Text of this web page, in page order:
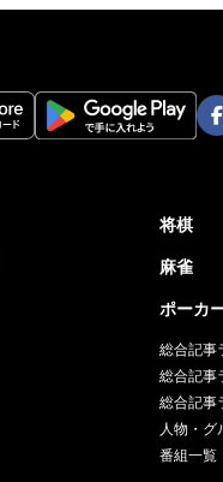
将棋
麻雀
ポーカ
総合記事
総合記事
総合記事
人物・グ
番組一覧